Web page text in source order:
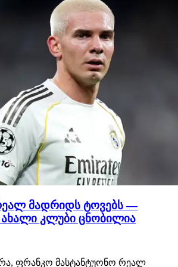
მადრიდს ტოვებს —
კლუბი ცნობილია
ფრანკო მასტანტუონო რეალ